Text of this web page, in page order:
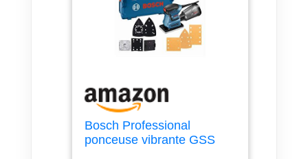
Bosch Professional
ponceuse vibrante GSS